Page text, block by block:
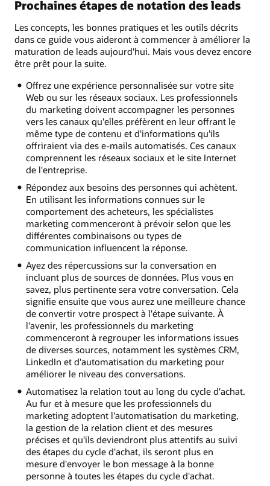
Prochaines étapes de notation des leads
Les concepts, les bonnes pratiques et les outils décrits
dans ce guide vous aideront à commencer à améliorer la
maturation de leads aujourd'hui. Mais vous devez encore
être prêt pour la suite.
Offrez une expérience personnalisée sur votre site
Web ou sur les réseaux sociaux. Les professionnels
du marketing doivent accompagner les personnes
vers les canaux qu'elles préfèrent en leur offrant le
même type de contenu et d'informations qu'ils
offriraient via des e-mails automatisés. Ces canaux
comprennent les réseaux sociaux et le site Internet
de l'entreprise.
Répondez aux besoins des personnes qui achètent.
En utilisant les informations connues sur le
comportement des acheteurs, les spécialistes
marketing commenceront à prévoir selon que les
différentes combinaisons ou types de
communication influencent la réponse.
Ayez des répercussions sur la conversation en
incluant plus de sources de données. Plus vous en
savez, plus pertinente sera votre conversation. Cela
signifie ensuite que vous aurez une meilleure chance
de convertir votre prospect à l'étape suivante. À
l'avenir, les professionnels du marketing
commenceront à regrouper les informations issues
de diverses sources, notamment les systèmes CRM,
LinkedIn et d'automatisation du marketing pour
améliorer le niveau des conversations.
Automatisez la relation tout au long du cycle d'achat.
Au fur et à mesure que les professionnels du
marketing adoptent l'automatisation du marketing,
la gestion de la relation client et des mesures
précises et qu'ils deviendront plus attentifs au suivi
des étapes du cycle d'achat, ils seront plus en
mesure d'envoyer le bon message à la bonne
personne à toutes les étapes du cycle d'achat.